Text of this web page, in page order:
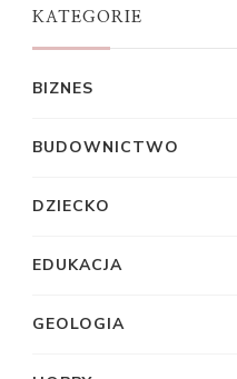
KATEGORIE
BIZNES
BUDOWNICTWO
DZIECKO
EDUKACJA
GEOLOGIA